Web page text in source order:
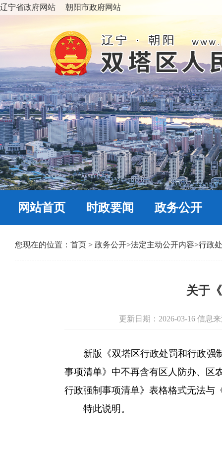
辽宁省政府网站 朝阳市政府网站
网站首页 时政要闻 政务公开
您现在的位置： 首页 > 政务公开>法定主动公开内容>行政
关于
更新日期：2026-03-16 信息
新版《双塔区行政处罚和行政强制
事项清单》中不再含有区人防办、区
行政强制事项清单》表格格式无法与
特此说明。